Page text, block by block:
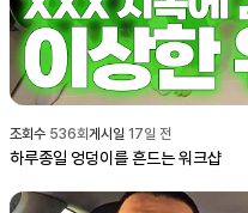
조회수 536회게시일 17일 전
하루종일 엉덩이를 흔드는 워크샵